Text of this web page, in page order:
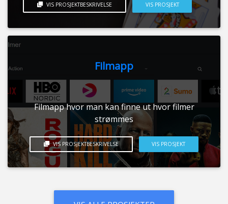
VIS PROSJEKTBESKRIVELSE VIS PROSJEKT
Filmapp
Filmapp hvor man kan finne ut hvor filmer
strømmes
VIS PROSJEKTBESKRIVELSE VIS PROSJEKT